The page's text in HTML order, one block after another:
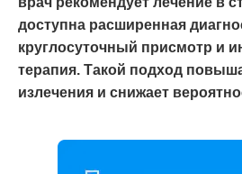
доступна расширенная
круглосуточный присмотр и
терапия. Такой подход
излечения и снижает